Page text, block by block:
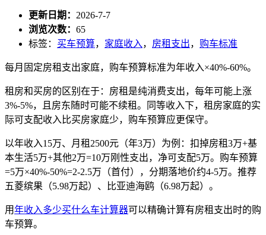
更新日期： 2026-7-7
浏览次数： 65
标签： 买车预算， 家庭收入 ， 房租支出， 购车标准
每月固定房租支出家庭，购车预算标准为年收入×40%-60%。
租房和买房的区别在于：房租是纯消费支出，每年可能上涨
3%-5%，且房东随时可能不续租。同等收入下，租房家庭的实
际可支配收入比买房家庭少，购车预算应更保守。
以年收入15万、月租2500元（年3万）为例：扣掉房租3万+基
本生活5万+其他2万=10万刚性支出，净可支配5万。购车预算
=5万×40%-50%=2-2.5万（首付），分期落地价约4-5万。推荐
五菱缤果（5.98万起）、比亚迪海鸥（6.98万起）。
用年收入多少买什么车计算器可以精确计算有房租支出时的购
车预算。